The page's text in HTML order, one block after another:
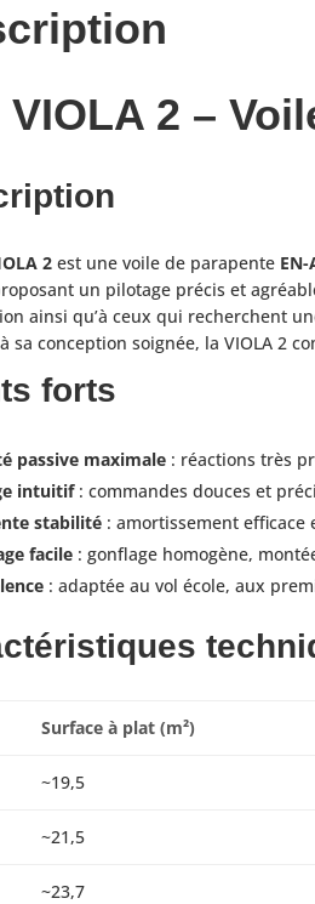
VIOLA 2 –
2 est une voile de parapente EN-
un pilotage précis et
ainsi qu’à ceux qui recherchent
sa conception soignée, la VIOLA 2
forts
passive maximale : réactions très
intuitif: commandes douces et
stabilité : amortissement
facile : gonflage homogène,
: adaptée au vol école, aux
Surface à plat (m²)
~19,5
~21,5
~23,7